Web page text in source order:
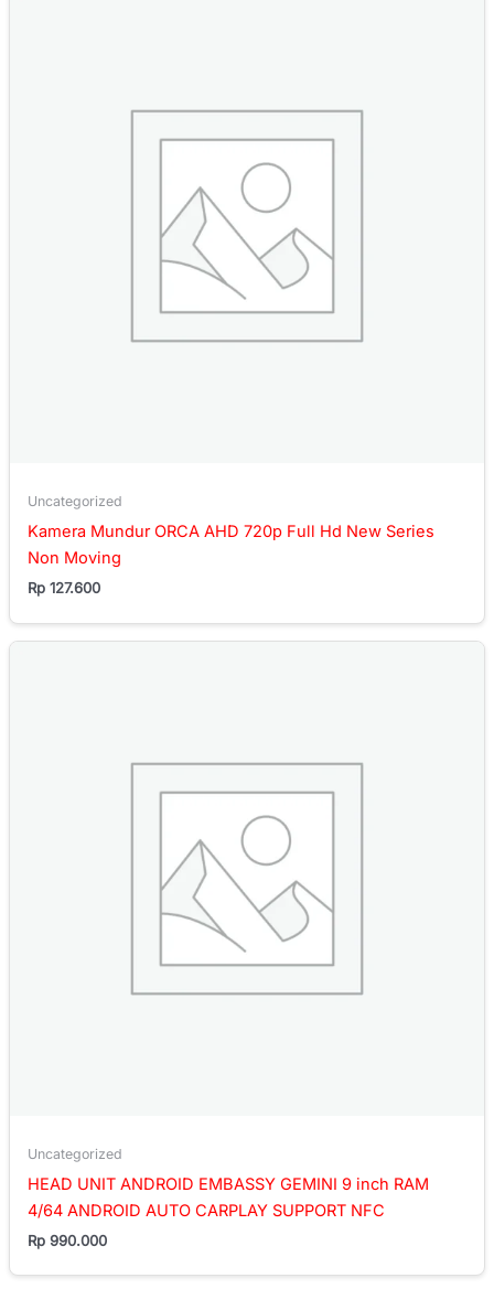
Uncategorized
Kamera Mundur ORCA AHD 720p Full Hd New Series
Non Moving
Rp 127.600
Uncategorized
HEAD UNIT ANDROID EMBASSY GEMINI 9 inch RAM
4/64 ANDROID AUTO CARPLAY SUPPORT NFC
Rp 990.000